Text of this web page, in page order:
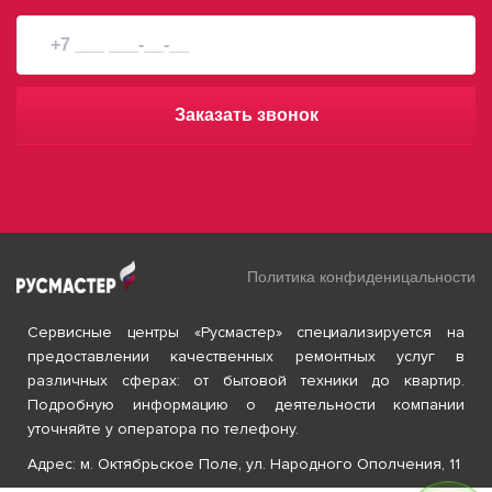
Заказать звонок
Политика конфиденицальности
Сервисные центры «Русмастер» специализируется на
предоставлении качественных ремонтных услуг в
различных сферах: от бытовой техники до квартир.
Подробную информацию о деятельности компании
уточняйте у оператора по телефону.
Адрес: м. Октябрьское Поле, ул. Народного Ополчения, 11